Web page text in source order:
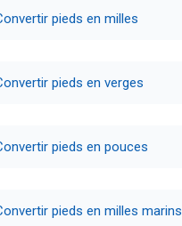
pieds en milles
pieds en verges
pieds en pouces
pieds en milles marins